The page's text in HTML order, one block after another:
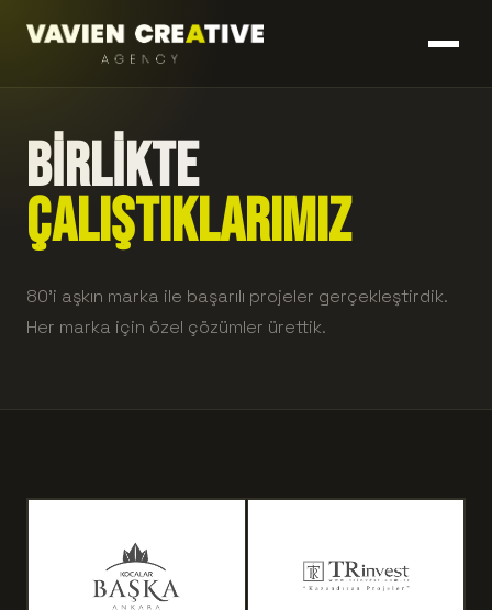
BİRLİKTE
ÇALIŞTIKLARIMIZ
80'i aşkın marka ile başarılı projeler gerçekleştirdik.
Her marka için özel çözümler ürettik.